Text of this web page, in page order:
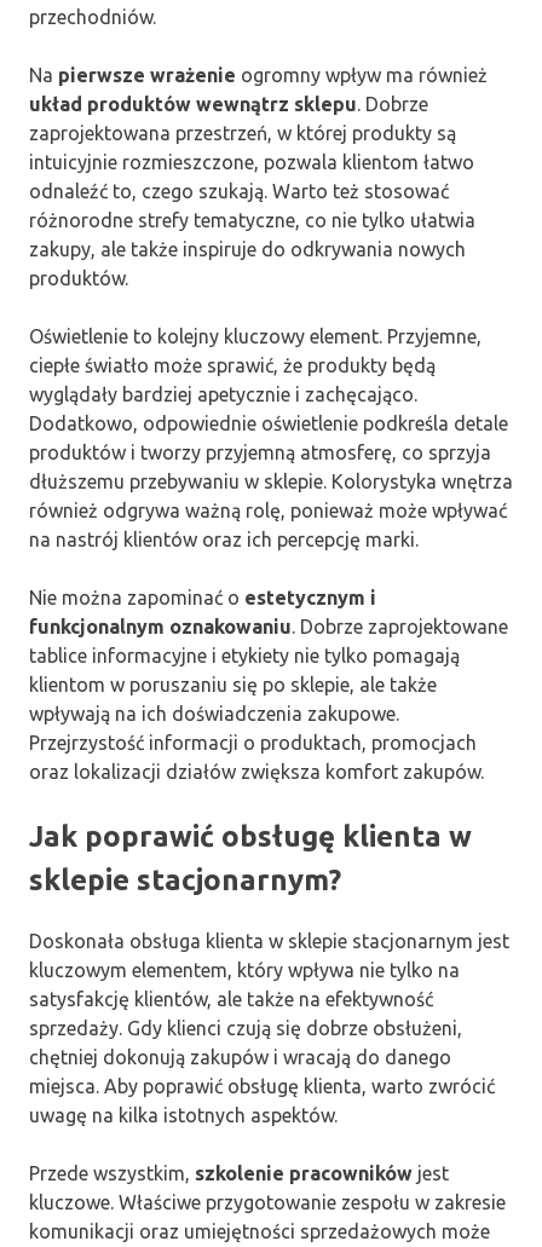
przechodniów.
Na pierwsze wrażenie ogromny wpływ ma również
układ produktów wewnątrz sklepu. Dobrze
zaprojektowana przestrzeń, w której produkty są
intuicyjnie rozmieszczone, pozwala klientom łatwo
odnaleźć to, czego szukają. Warto też stosować
różnorodne strefy tematyczne, co nie tylko ułatwia
zakupy, ale także inspiruje do odkrywania nowych
produktów.
Oświetlenie to kolejny kluczowy element. Przyjemne,
ciepłe światło może sprawić, że produkty będą
wyglądały bardziej apetycznie i zachęcająco.
Dodatkowo, odpowiednie oświetlenie podkreśla detale
produktów i tworzy przyjemną atmosferę, co sprzyja
dłuższemu przebywaniu w sklepie. Kolorystyka wnętrza
również odgrywa ważną rolę, ponieważ może wpływać
na nastrój klientów oraz ich percepcję marki.
Nie można zapominać o estetycznym i
funkcjonalnym oznakowaniu. Dobrze zaprojektowane
tablice informacyjne i etykiety nie tylko pomagają
klientom w poruszaniu się po sklepie, ale także
wpływają na ich doświadczenia zakupowe.
Przejrzystość informacji o produktach, promocjach
oraz lokalizacji działów zwiększa komfort zakupów.
Jak poprawić obsługę klienta w
sklepie stacjonarnym?
Doskonała obsługa klienta w sklepie stacjonarnym jest
kluczowym elementem, który wpływa nie tylko na
satysfakcję klientów, ale także na efektywność
sprzedaży. Gdy klienci czują się dobrze obsłużeni,
chętniej dokonują zakupów i wracają do danego
miejsca. Aby poprawić obsługę klienta, warto zwrócić
uwagę na kilka istotnych aspektów.
Przede wszystkim, szkolenie pracowników jest
kluczowe. Właściwe przygotowanie zespołu w zakresie
komunikacji oraz umiejętności sprzedażowych może